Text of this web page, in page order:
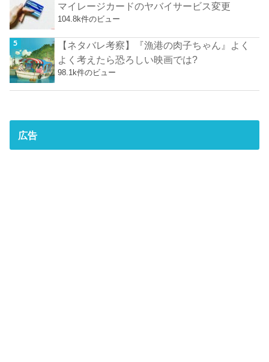
マイレージカードのヤバイサービス変更
104.8k件のビュー
【ネタバレ考察】『漁港の肉子ちゃん』よく
よく考えたら恐ろしい映画では?
98.1k件のビュー
広告